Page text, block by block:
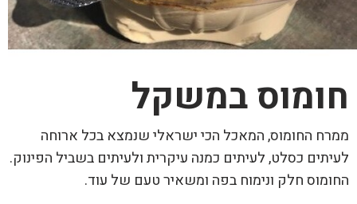
חומוס במשקל
ממרח החומוס, המאכל הכי ישראלי שנמצא בכל ארוחה
לעיתים כסלט, לעיתים כמנה עיקרית ולעיתים בשביל הפינוק.
החומוס חלק ונימוח בפה ומשאיר טעם של עוד.